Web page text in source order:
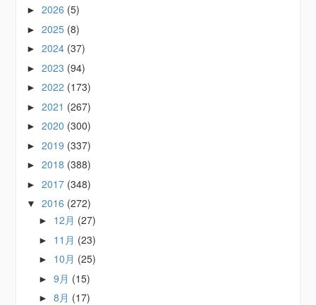
►2026 (5)
►2025 (8)
►2024 (37)
►2023 (94)
►2022 (173)
►2021 (267)
►2020 (300)
►2019 (337)
►2018 (388)
►2017 (348)
▼2016 (272)
► 12月 (27)
► 11月 (23)
► 10月 (25)
►9月 (15)
►8月 (17)